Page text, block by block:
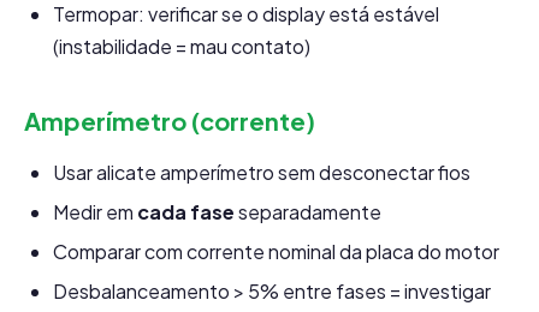
Termopar: verificar se o display está estável
(instabilidade = mau contato)
Amperímetro (corrente)
Usar alicate amperímetro sem desconectar fios
Medir em cada faseseparadamente
Comparar com corrente nominal da placa do motor
Desbalanceamento > 5% entre fases = investigar